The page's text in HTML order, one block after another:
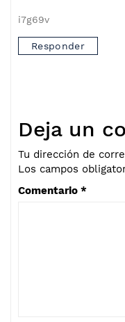
i7g69v
Responder
Deja un
Tu dirección de
Los campos
Comentario *